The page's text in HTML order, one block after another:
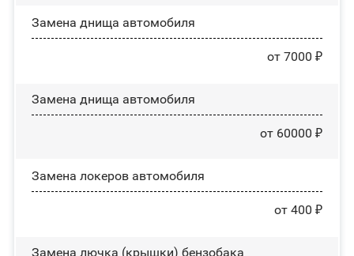
Замена днища автомобиля
от 7000 ₽
Замена днища автомобиля
от 60000 ₽
Замена лoĸepoв автомобиля
от 400 ₽
Замена лючка (крышки) бензобака